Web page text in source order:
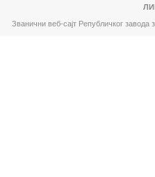
Званични веб-сајт Републичког